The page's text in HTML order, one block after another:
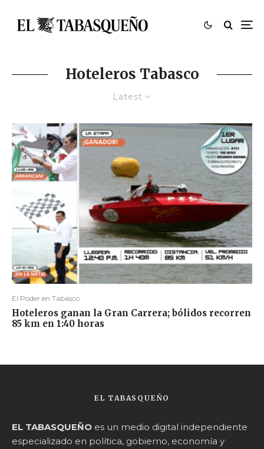
Hoteleros Tabasco
Latest
El Poder en Tabasco
Hoteleros ganan la Gran Carrera; bólidos recorren
85 km en 1:40 horas
EL TABASQUEÑO
EL TABASQUEÑO es un medio digital independiente
especializado en política, gobierno, economía y